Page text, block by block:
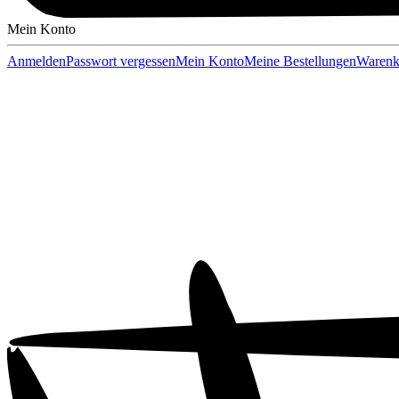
Mein Konto
AnmeldenPasswort vergessenMein KontoMeine Bestellungen